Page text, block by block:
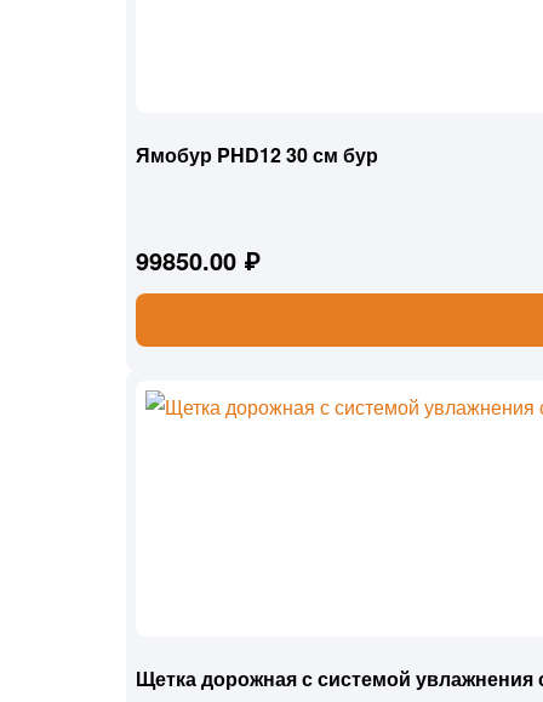
Ямобур PHD12 30 см бур
99850.00 ₽
Щетка дорожная с системой увлажнения